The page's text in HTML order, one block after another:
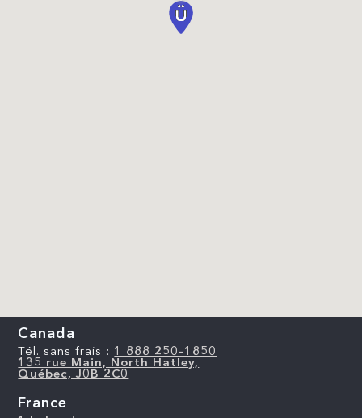
Canada
Tél. sans frais : 1 888 250-1850
135 rue Main, North Hatley,
Québec, J0B 2C0
France